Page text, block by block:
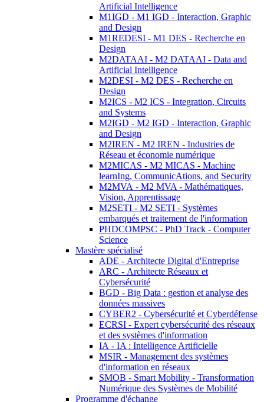
Artificial Intelligence
M1IGD - M1 IGD - Interaction, Graphic
and Design
M1REDESI - M1 DES - Recherche en
Design
M2DATAAI - M2 DATAAI - Data and
Artificial Intelligence
M2DESI - M2 DES - Recherche en
Design
M2ICS - M2 ICS - Integration, Circuits
and Systems
M2IGD - M2 IGD - Interaction, Graphic
and Design
M2IREN - M2 IREN - Industries de
Réseau et économie numérique
M2MICAS - M2 MICAS - Machine
learnIng, CommunicAtions, and Security
M2MVA - M2 MVA - Mathématiques,
Vision, Apprentissage
M2SETI - M2 SETI - Systèmes
embarqués et traitement de l'information
PHDCOMPSC - PhD Track - Computer
Science
Mastère spécialisé
ADE - Architecte Digital d'Entreprise
ARC - Architecte Réseaux et
Cybersécurité
BGD - Big Data : gestion et analyse des
données massives
CYBER2 - Cybersécurité et Cyberdéfense
ECRSI - Expert cybersécurité des réseaux
et des systèmes d'information
IA - IA : Intelligence Artificielle
MSIR - Management des systèmes
d'information en réseaux
SMOB - Smart Mobility - Transformation
Numérique des Systèmes de Mobilité
Programme d'échange